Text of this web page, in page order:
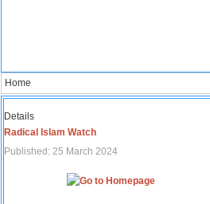
Home
Details
Radical Islam Watch
Published: 25 March 2024